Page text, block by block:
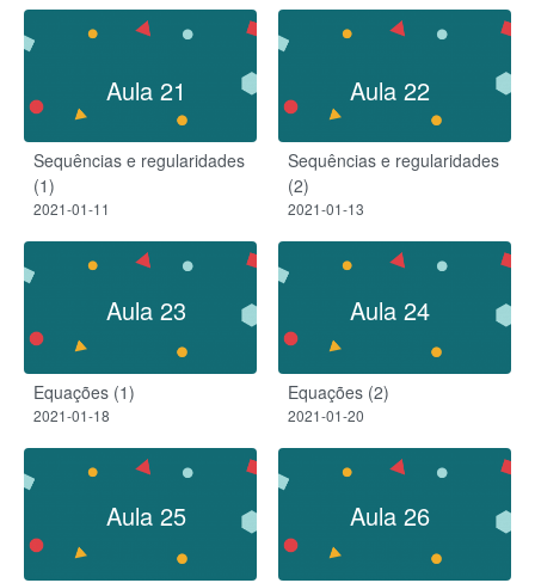
Aula 21
Sequências e regularidades
(1)
2021-01-11
Aula 22
Sequências e regularidades
(2)
2021-01-13
Aula 23
Equações (1)
2021-01-18
Aula 24
Equações (2)
2021-01-20
Aula 25 Aula 26